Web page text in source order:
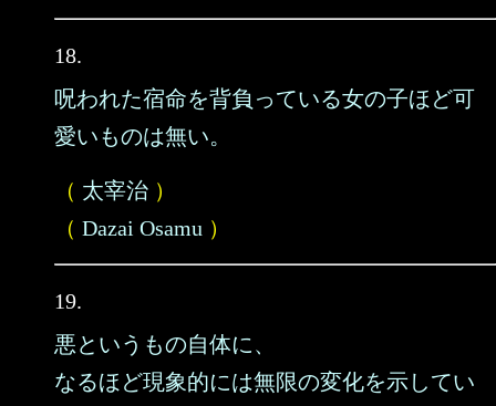
18.
呪われた宿命を背負っている女の子ほど可
愛いものは無い。
（ 太宰治 ）
（ Dazai Osamu ）
19.
悪というもの自体に、
なるほど現象的には無限の変化を示してい